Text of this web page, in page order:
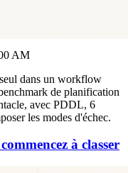
AM
dans un workflow
de planification
avec PDDL, 6
les modes d'échec.
à classer